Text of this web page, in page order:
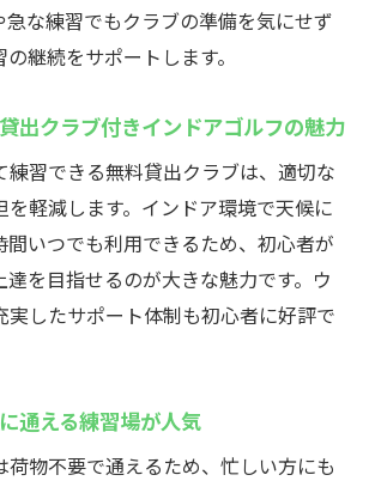
急な練習でもクラブの準備を気にせず
継続をサポートします。
出クラブ付きインドアゴルフの魅力
練習できる無料貸出クラブは、適切な
を軽減します。インドア環境で天候に
間いつでも利用できるため、初心者が
達を目指せるのが大きな魅力です。ウ
実したサポート体制も初心者に好評で
通える練習場が人気
荷物不要で通えるため、忙しい方にも